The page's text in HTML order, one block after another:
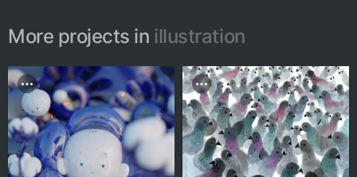
More projects in illustration